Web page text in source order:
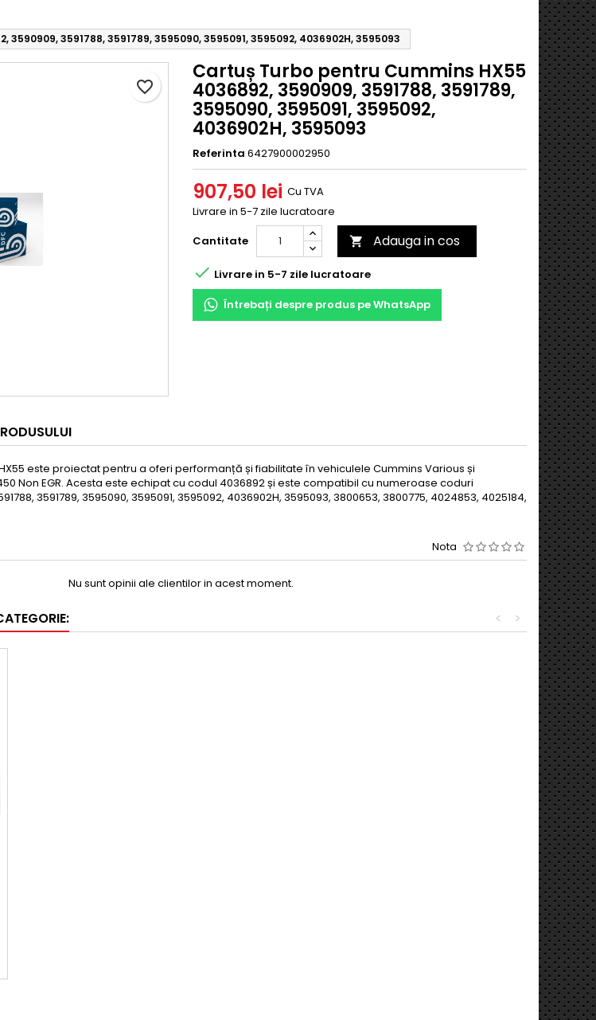
3591788, 3591789, 3595090, 3595091, 3595092, 4036902H, 3595093
Cartuș Turbo pentru Cummins HX55
4036892, 3590909, 3591788, 3591789,
3595090, 3595091, 3595092,
4036902H, 3595093
Referinta 6427900002950
907,50 lei Cu TVA
Livrare in 5-7 zile lucratoare
Cantitate
 Adauga in cos
favorite_border
 Livrare in 5-7 zile lucratoare
Întrebați despre produs pe WhatsApp
este proiectat pentru a oferi performanță și fiabilitate în vehiculele Cummins Various și
Non EGR. Acesta este echipat cu codul 4036892 și este compatibil cu numeroase coduri
3591789, 3595090, 3595091, 3595092, 4036902H, 3595093, 3800653, 3800775, 4024853, 4025184,
Nota
Nu sunt opinii ale clientilor in acest moment.
>
<